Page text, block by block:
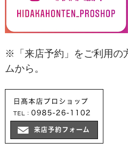
※「来店予約」をご利用の
ムから。